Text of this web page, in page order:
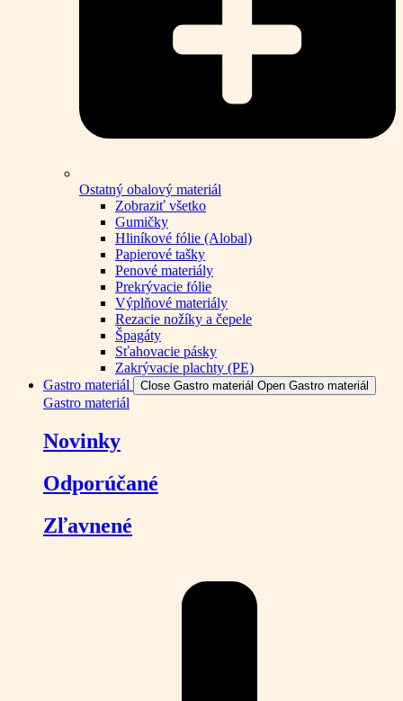
Ostatný obalový materiál
Zobraziť všetko
Gumičky
Hliníkové fólie (Alobal)
Papierové tašky
Penové materiály
Prekrývacie fólie
Výplňové materiály
Rezacie nožíky a čepele
Špagáty
Sťahovacie pásky
Zakrývacie plachty (PE)
Gastro materiál
Close Gastro materiál Open Gastro materiál
Gastro materiál
Novinky
Odporúčané
Zľavnené